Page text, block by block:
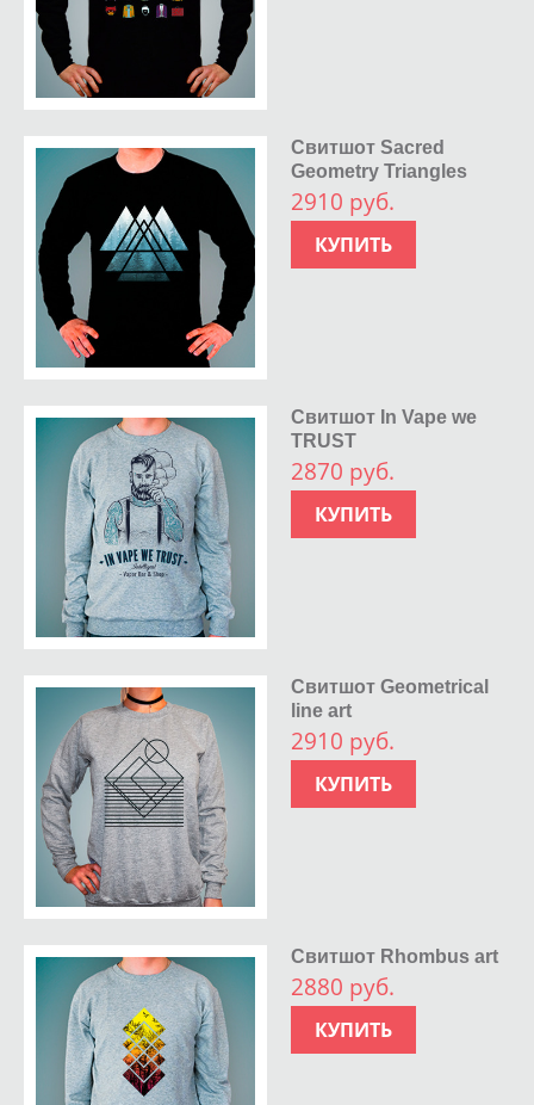
Свитшот Sacred
Geometry Triangles
2910 руб.
КУПИТЬ
Свитшот In Vape we
TRUST
2870 руб.
КУПИТЬ
Свитшот Geometrical
line art
2910 руб.
КУПИТЬ
Свитшот Rhombus art
2880 руб.
КУПИТЬ